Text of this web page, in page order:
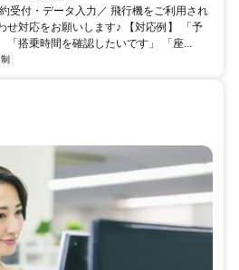
受付・データ入力／ 飛行機をご利用され
せ対応をお願いします♪ 【対応例】 「予
「搭乗時間を確認したいです」 「座...